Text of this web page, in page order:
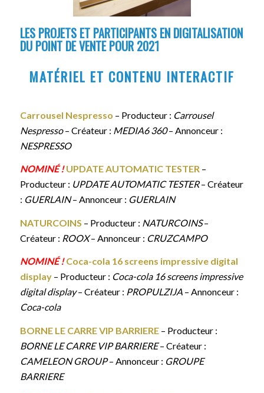
LES PROJETS ET PARTICIPANTS EN DIGITALISATION
DU POINT DE VENTE POUR 2021
MATÉRIEL ET CONTENU INTERACTIF
Carrousel Nespresso – Producteur : Carrousel
Nespresso– Créateur : MEDIA6 360– Annonceur :
NESPRESSO
NOMINÉ !UPDATE AUTOMATIC TESTER–
Producteur : UPDATE AUTOMATIC TESTER– Créateur
: GUERLAIN– Annonceur : GUERLAIN
NATURCOINS – Producteur : NATURCOINS–
Créateur : ROOX– Annonceur : CRUZCAMPO
NOMINÉ !Coca-cola 16 screens impressive digital
display– Producteur : Coca-cola 16 screens impressive
digital display– Créateur : PROPULZIJA– Annonceur :
Coca-cola
BORNE LE CARRE VIP BARRIERE– Producteur :
BORNE LE CARRE VIP BARRIERE– Créateur :
CAMELEON GROUP– Annonceur : GROUPE
BARRIERE